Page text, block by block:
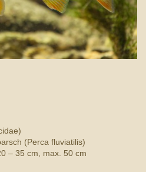
(Perca fluviatilis)
– 35 cm, max. 50 cm